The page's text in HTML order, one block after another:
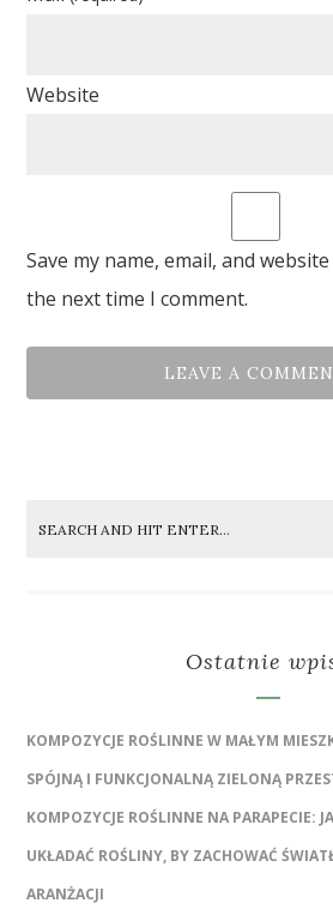
Website
Save my name, email, and
the next time I comment.
Ostatnie
KOMPOZYCJE ROŚLINNE W MAŁYM
SPÓJNĄ I FUNKCJONALNĄ ZIELONĄ
KOMPOZYCJE ROŚLINNE NA PARAPECIE:
UKŁADAĆ ROŚLINY, BY ZACHOWAĆ
ARANŻACJI